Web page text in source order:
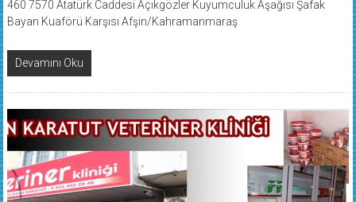
460 7570 Atatürk Caddesi Açıkgözler Kuyumculuk Aşağısı Şafak
Bayan Kuaförü Karşısı Afşin/Kahramanmaraş
Devamını Oku